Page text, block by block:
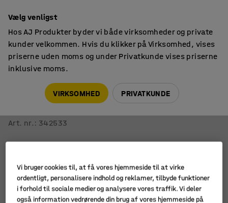
Hæve sænke elevbord ASCEND
Art. nr. : 342533
Vælg venligst
Hos AJ Produkter byder vi både virksomheder og private
kunder velkommen. Hvis du klikker på Virksomhed, vises
priserne uden moms og under Privatkunde vises priserne
inklusive moms.
VIRKSOMHED PRIVATKUNDE
Vi bruger cookies til, at få vores hjemmeside til at virke
ordentligt, personalisere indhold og reklamer, tilbyde funktioner
i forhold til sociale medier og analysere vores traffik. Vi deler
også information vedrørende din brug af vores hjemmeside på